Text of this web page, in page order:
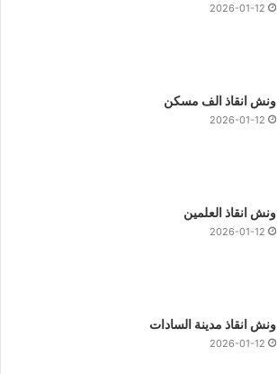
2026-01-12
ونش انقاذ الف مسكن
2026-01-12
ونش انقاذ العلمين
2026-01-12
ونش انقاذ مدينة السادات
2026-01-12